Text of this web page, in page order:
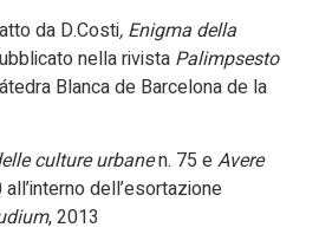
da D.Costi, Enigma della
nella rivista Palimpsesto
Blanca de Barcelona de la
culture urbanen. 75 eAvere
all’interno dell’esortazione
, 2013